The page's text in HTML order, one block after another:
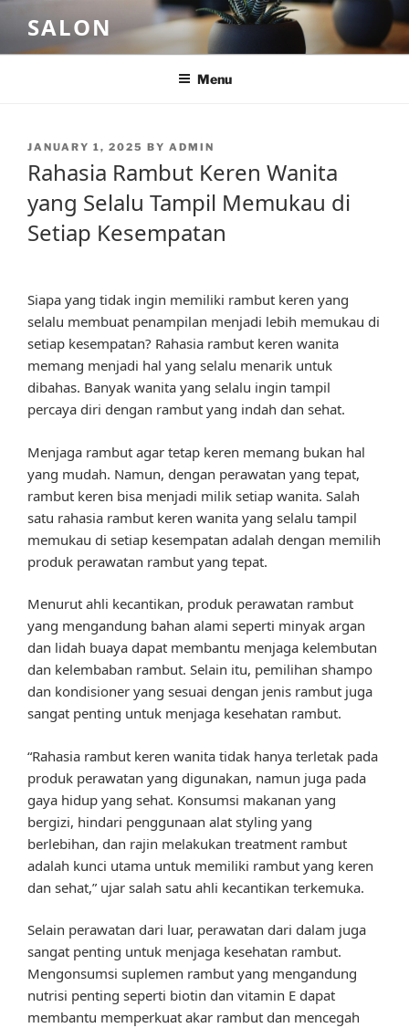
content
SALON
Menu
POSTED
JANUARY 1, 2025 BY ADMIN
Rahasia Rambut Keren Wanita
yang Selalu Tampil Memukau di
Setiap Kesempatan
Siapa yang tidak ingin memiliki rambut keren yang
selalu membuat penampilan menjadi lebih memukau di
setiap kesempatan? Rahasia rambut keren wanita
memang menjadi hal yang selalu menarik untuk
dibahas. Banyak wanita yang selalu ingin tampil
percaya diri dengan rambut yang indah dan sehat.
Menjaga rambut agar tetap keren memang bukan hal
yang mudah. Namun, dengan perawatan yang tepat,
rambut keren bisa menjadi milik setiap wanita. Salah
satu rahasia rambut keren wanita yang selalu tampil
memukau di setiap kesempatan adalah dengan memilih
produk perawatan rambut yang tepat.
Menurut ahli kecantikan, produk perawatan rambut
yang mengandung bahan alami seperti minyak argan
dan lidah buaya dapat membantu menjaga kelembutan
dan kelembaban rambut. Selain itu, pemilihan shampo
dan kondisioner yang sesuai dengan jenis rambut juga
sangat penting untuk menjaga kesehatan rambut.
“Rahasia rambut keren wanita tidak hanya terletak pada
produk perawatan yang digunakan, namun juga pada
gaya hidup yang sehat. Konsumsi makanan yang
bergizi, hindari penggunaan alat styling yang
berlebihan, dan rajin melakukan treatment rambut
adalah kunci utama untuk memiliki rambut yang keren
dan sehat,” ujar salah satu ahli kecantikan terkemuka.
Selain perawatan dari luar, perawatan dari dalam juga
sangat penting untuk menjaga kesehatan rambut.
Mengonsumsi suplemen rambut yang mengandung
nutrisi penting seperti biotin dan vitamin E dapat
membantu memperkuat akar rambut dan mencegah